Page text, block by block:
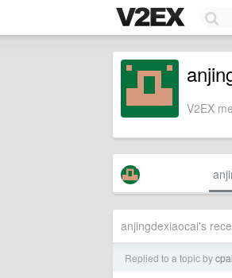
V2EX
anjingdexiaocai's
Replied to a topic by